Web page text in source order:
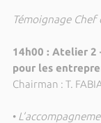
Témoignage Chef
14h00 : Atelier 2
pour les
Chairman : T.
•